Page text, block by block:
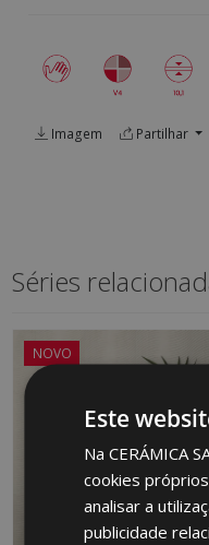
Imagem Partilhar
Séries
NOVO
Este
Na CERÁMICA
cookies
analisar a
publicidade